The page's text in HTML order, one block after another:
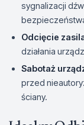
sygnalizacji
Odcięcie
działania
Sabotaż
przed
ściany.